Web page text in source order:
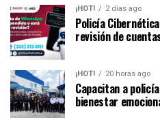
¡HOT! 2 días ago
Policía
revisión de
¡HOT! 20 horas ago
Capacitan a
bienestar